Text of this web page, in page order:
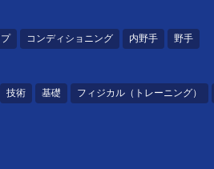
コンディショニング 内野手 野手
技術 基礎 フィジカル（トレーニング）